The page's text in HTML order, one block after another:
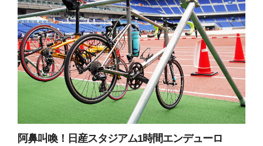
阿鼻叫喚！日産スタジアム1時間エンデューロ